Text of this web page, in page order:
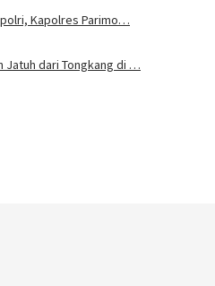
Kapolres Parimo…
Jatuh dari Tongkang di …